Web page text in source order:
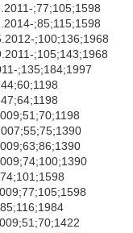
;77;105;1598
;85;115;1598
;100;136;1968
;105;143;1968
;135;184;1997